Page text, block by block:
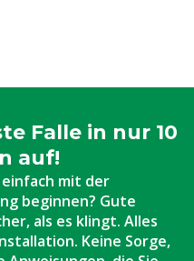
Falle in nur 10
auf!
mit der
beginnen? Gute
als es klingt. Alles
Keine Sorge,